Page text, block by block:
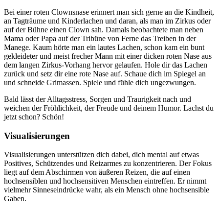
Bei einer roten Clownsnase erinnert man sich gerne an die Kindheit,
an Tagträume und Kinderlachen und daran, als man im Zirkus oder
auf der Bühne einen Clown sah. Damals beobachtete man neben
Mama oder Papa auf der Tribüne von Ferne das Treiben in der
Manege. Kaum hörte man ein lautes Lachen, schon kam ein bunt
gekleideter und meist frecher Mann mit einer dicken roten Nase aus
dem langen Zirkus-Vorhang hervor gelaufen. Hole dir das Lachen
zurück und setz dir eine rote Nase auf. Schaue dich im Spiegel an
und schneide Grimassen. Spiele und fühle dich ungezwungen.
Bald lässt der Alltagsstress, Sorgen und Traurigkeit nach und
weichen der Fröhlichkeit, der Freude und deinem Humor. Lachst du
jetzt schon? Schön!
Visualisierungen
Visualisierungen unterstützen dich dabei, dich mental auf etwas
Positives, Schützendes und Reizarmes zu konzentrieren. Der Fokus
liegt auf dem Abschirmen von äußeren Reizen, die auf einen
hochsensiblen und hochsensitiven Menschen eintreffen. Er nimmt
vielmehr Sinneseindrücke wahr, als ein Mensch ohne hochsensible
Gaben.